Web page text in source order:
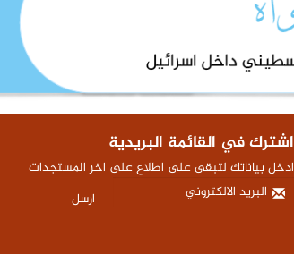
اشترك في القائمة البريدية
ادخل بياناتك لتبقى على اطلاع على اخر المستجدات
ارسل